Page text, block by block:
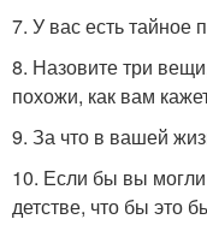
7. У вас есть тайное
8. Назовите три
похожи, как вам
9. За что в вашей
10. Если бы вы могли
детстве, что бы это